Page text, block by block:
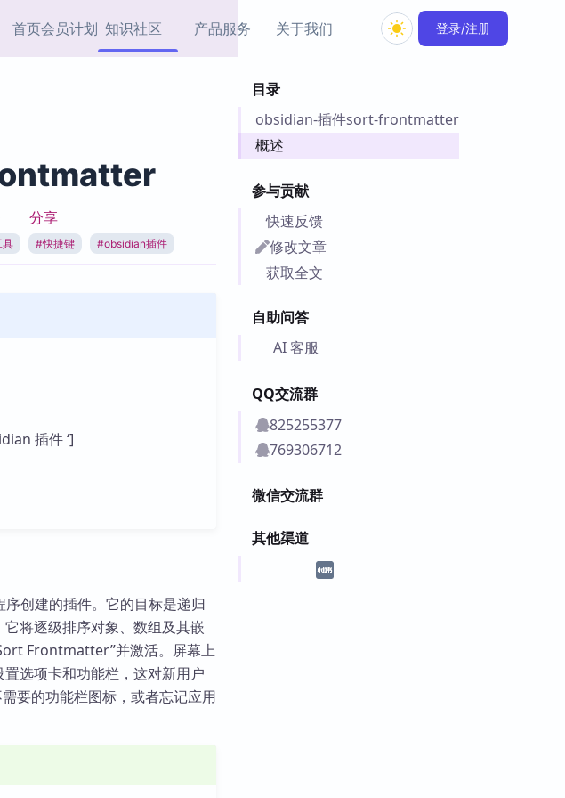
首页会员计划 知识社区
协作者
热门链接Top5
产品服务
官方
Obsidian 思维导图插件
插件
Zettelkasten 实践示例
Obsidian 教程
关于我们 登录/注册
目录
obsidian-插件sort-frontmatter
概述
参与贡献
快速反馈
修改文章
获取全文
自助问答
AI 客服
QQ交流群
825255377
769306712
微信交流群
其他渠道
分享
具 #快捷键 #obsidian插件
插件 ‘]
创建的插件。它的目标是递归
将逐级排序对象、数组及其嵌
Frontmatter”并激活。屏幕上
选项卡和功能栏，这对新用户
要的功能栏图标，或者忘记应用